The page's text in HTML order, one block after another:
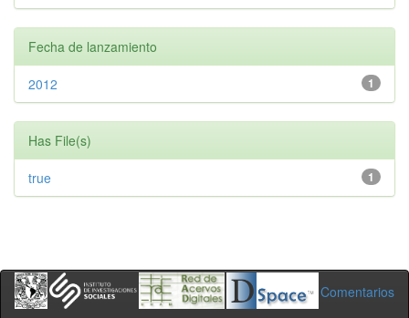
Fecha de lanzamiento
1
2012
Has File(s)
1
true
Comentarios